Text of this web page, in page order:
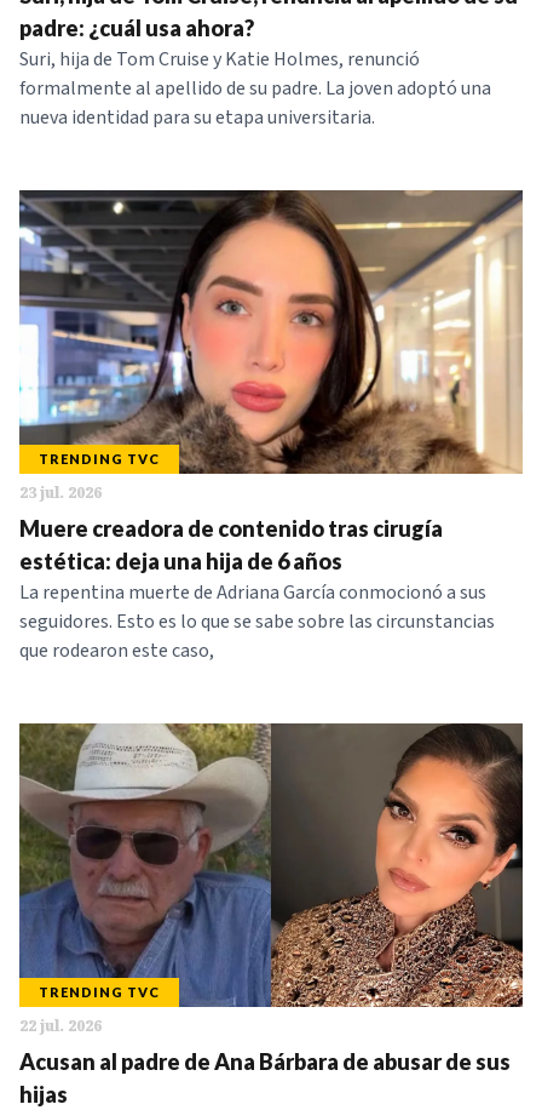
NOTICIAS
SERIES
padre: ¿cuál usa ahora?
Suri, hija de Tom Cruise y Katie Holmes, renunció
formalmente al apellido de su padre. La joven adoptó una
nueva identidad para su etapa universitaria.
TRENDING TVC
23 jul. 2026
Muere creadora de contenido tras cirugía
estética: deja una hija de 6 años
La repentina muerte de Adriana García conmocionó a sus
seguidores. Esto es lo que se sabe sobre las circunstancias
que rodearon este caso,
TRENDING TVC
22 jul. 2026
Acusan al padre de Ana Bárbara de abusar de sus
hijas